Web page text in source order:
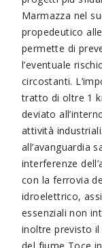
Marmazza nel
propedeutico
permette di
l’eventuale
circostanti.
tratto di oltre 1
deviato
attività
all’avanguardia
interferenze
con la ferrovia
idroelettrico,
essenziali non
inoltre previsto
del fiume Toce